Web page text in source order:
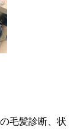
毛髪診断、状